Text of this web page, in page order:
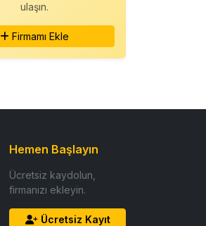
ulaşın.
Firmamı Ekle
Hemen Başlayın
Ücretsiz kaydolun,
firmanızı ekleyin.
Ücretsiz Kayıt